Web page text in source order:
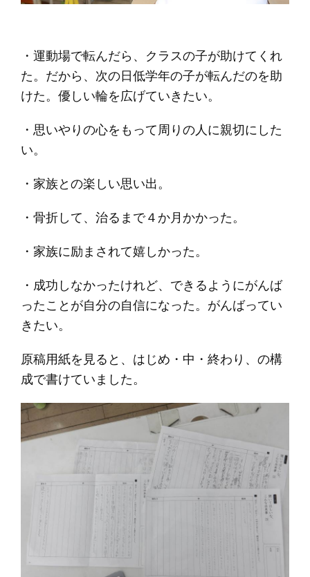
・運動場で転んだら、クラスの子が助けてくれ
た。だから、次の日低学年の子が転んだのを助
けた。優しい輪を広げていきたい。
・思いやりの心をもって周りの人に親切にした
い。
・家族との楽しい思い出。
・骨折して、治るまで４か月かかった。
・家族に励まされて嬉しかった。
・成功しなかったけれど、できるようにがんば
ったことが自分の自信になった。がんばってい
きたい。
原稿用紙を見ると、はじめ・中・終わり、の構
成で書けていました。